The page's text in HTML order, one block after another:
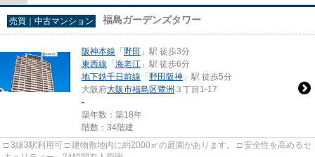
売買｜中古マンション 福島ガーデンズタワー
阪神本線 「 野田 」駅 徒歩3分
東西線 「 海老江 」駅 徒歩6分
地下鉄千日前線 「 野田阪神 」駅 徒歩5分
大阪府大阪市福島区鷺洲 ３丁目1-17
-
築年数：築18年
階数：34階建
□ 3線3駅利用可 □ 建物敷地内に約2000㎡の庭園があります。 □ 安全性を高めるセ